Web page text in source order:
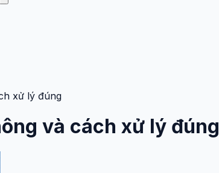
xử lý đúng
và cách xử lý đúng